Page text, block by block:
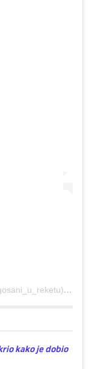
A post shared by Žigosani u Reketu (@zigosani_u_reketu)
on
kako je dobio